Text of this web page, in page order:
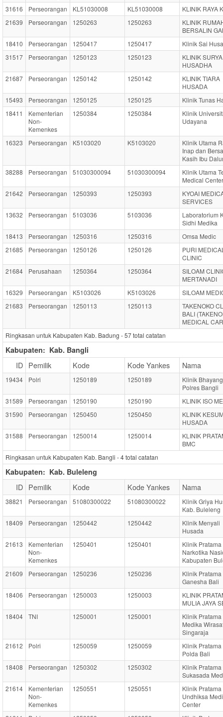
31616
Perseorangan KL51030008 KL51030008
KLINIK RAYA
21639
Perseorangan 1250263 1250263
KLINIK
BERSALIN
18410
Perseorangan 1250417 1250417
Klinik Sai
31517
Perseorangan 1250123 1250123
KLINIK SURYA
HUSADHA
21687
Perseorangan 1250142 1250142
KLINIK TIARA
HUSADA
15493
Perseorangan 1250125 1250125
Klinik Tunas
18411
Kementerian
Non-
Kemenkes
1250384 1250384
Klinik
Udayana
16323 Perseorangan K5103020 K5103020
Klinik Utama
Inap dan
Kasih Ibu
38288
Perseorangan 51030300094 51030300094
Klinik Utama
Medical Center
21642
Perseorangan 1250393 1250393
KYOAI
SERVICES
13632
Perseorangan 5103036 5103036
Laboratorium
Sidhi Medika
18413
Perseorangan 1250316 1250316
Omsa Medic
21685
Perseorangan 1250126 1250126
PURI
CLINIC
21684
Perusahaan 1250364 1250364
SILOAM
MERTANADI
16329
Perseorangan K5103026 K5103026
SILOAM
21683
Perseorangan 1250113 1250113
TAKENOKO
BALI
MEDICAL
Ringkasan untuk Kabupaten Kab. Badung -57total catatan
Kabupaten: Kab. Bangli
ID Pemilik Kode Kode Yankes Nama
19434 Polri 1250189 1250189
Klinik
Polres Bangli
31589
Perseorangan 1250190 1250190
KLINIK ISO
31590
Perseorangan 1250450 1250450
KLINIK
HUSADA
31588
Perseorangan 1250014 1250014
KLINIK
BMC
Ringkasan untuk Kabupaten Kab. Bangli -4total catatan
Kabupaten: Kab. Buleleng
ID Pemilik Kode Kode Yankes Nama
38821 Perseorangan 51080300022 51080300022
Klinik Griya
Kab. Buleleng
18409
Perseorangan 1250442 1250442
Klinik Menyali
Husada
21613
Kementerian
Non-
Kemenkes
1250401 1250401
Klinik
Narkotika
Kabupaten
21609
Perseorangan 1250236 1250236
Klinik Pratama
Ganesha Bali
18406
Perseorangan 1250003 1250003
KLINIK
MULIA JAYA
18404
TNI 1250001 1250001
Klinik Pratama
Medika
Singaraja
21612
Polri 1250059 1250059
Klinik Pratama
Polda Bali
18408
Perseorangan 1250302 1250302
Klinik Pratama
Sukasada
21614
Kementerian
Non-
Kemenkes
1250551 1250551
Klinik Pratama
Undhiksa
Center